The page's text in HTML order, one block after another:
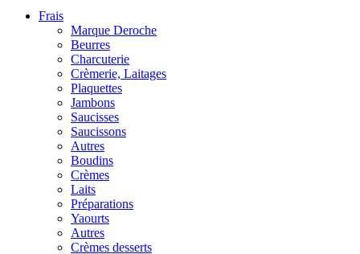
Frais
Marque Deroche
Beurres
Charcuterie
Crèmerie, Laitages
Plaquettes
Jambons
Saucisses
Saucissons
Autres
Boudins
Crèmes
Laits
Préparations
Yaourts
Autres
Crèmes desserts